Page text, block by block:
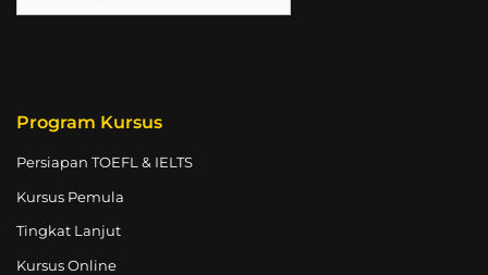
Program Kursus
Persiapan TOEFL & IELTS
Kursus Pemula
Tingkat Lanjut
Kursus Online